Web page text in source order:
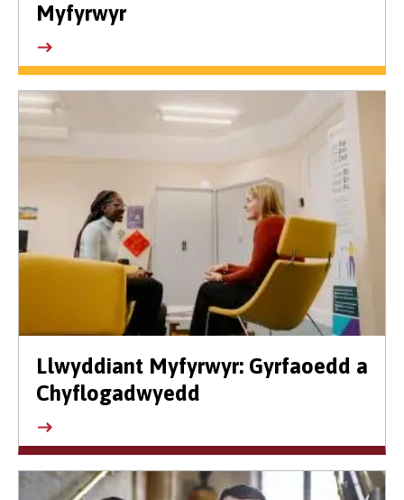
Myfyrwyr
Llwyddiant Myfyrwyr: Gyrfaoedd a
Chyflogadwyedd